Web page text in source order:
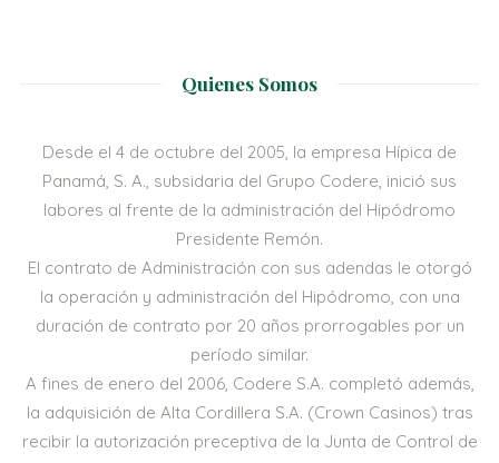
Quienes Somos
Desde el 4 de octubre del 2005, la empresa Hípica de
Panamá, S. A., subsidaria del Grupo Codere, inició sus
labores al frente de la administración del Hipódromo
Presidente Remón.
El contrato de Administración con sus adendas le otorgó
la operación y administración del Hipódromo, con una
duración de contrato por 20 años prorrogables por un
período similar.
A fines de enero del 2006, Codere S.A. completó además,
la adquisición de Alta Cordillera S.A. (Crown Casinos) tras
recibir la autorización preceptiva de la Junta de Control de